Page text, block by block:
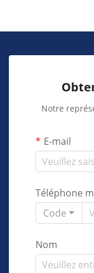
Notre
E-mail
Téléphone
Code
Nom